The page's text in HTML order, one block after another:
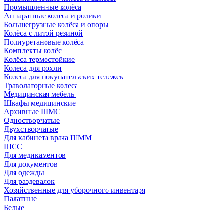
Промышленные колёса
Аппаратные колеса и ролики
Большегрузные колёса и опоры
Колёса с литой резиной
Полиуретановые колёса
Комплекты колёс
Колёса термостойкие
Колеса для рохли
Колеса для покупательских тележек
Траволаторные колеса
Медицинская мебель
Шкафы медицинские
Архивные ШМС
Одностворчатые
Двухстворчатые
Для кабинета врача ШММ
ШСС
Для медикаментов
Для документов
Для одежды
Для раздевалок
Хозяйственные для уборочного инвентаря
Палатные
Белые